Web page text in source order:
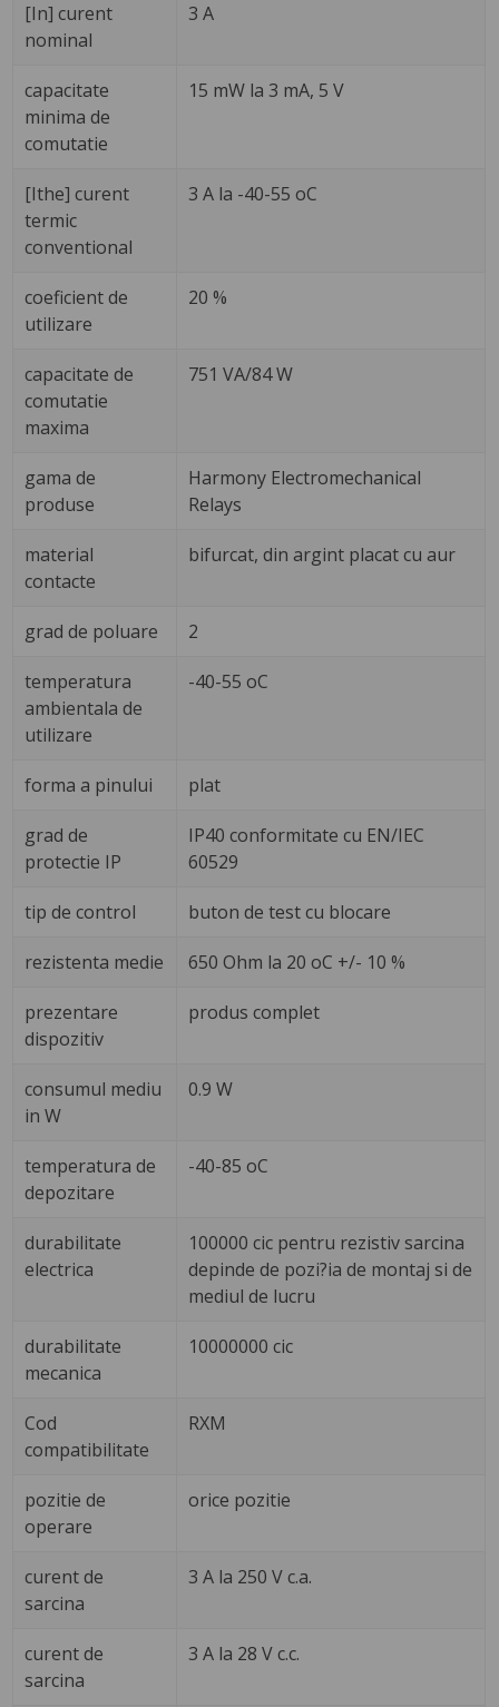
[In] curent
nominal
3 A
capacitate
minima de
comutatie
15 mW la 3 mA, 5 V
[Ithe] curent
termic
conventional
3 A la -40-55 oC
coeficient de
utilizare
20 %
capacitate de
comutatie
maxima
751 VA/84 W
gama de
produse
Harmony Electromechanical
Relays
material
contacte
bifurcat, din argint placat cu aur
grad de poluare 2
temperatura
ambientala de
utilizare
-40-55 oC
forma a pinului plat
grad de
protectie IP
IP40 conformitate cu EN/IEC
60529
tip de control buton de test cu blocare
rezistenta medie 650 Ohm la 20 oC +/- 10 %
prezentare
dispozitiv
produs complet
consumul mediu
in W
0.9 W
temperatura de
depozitare
-40-85 oC
durabilitate
electrica
100000 cic pentru rezistiv sarcina
depinde de pozi?ia de montaj si de
mediul de lucru
durabilitate
mecanica
10000000 cic
Cod
compatibilitate
RXM
pozitie de
operare
orice pozitie
curent de
sarcina
3 A la 250 V c.a.
curent de
sarcina
3 A la 28 V c.c.